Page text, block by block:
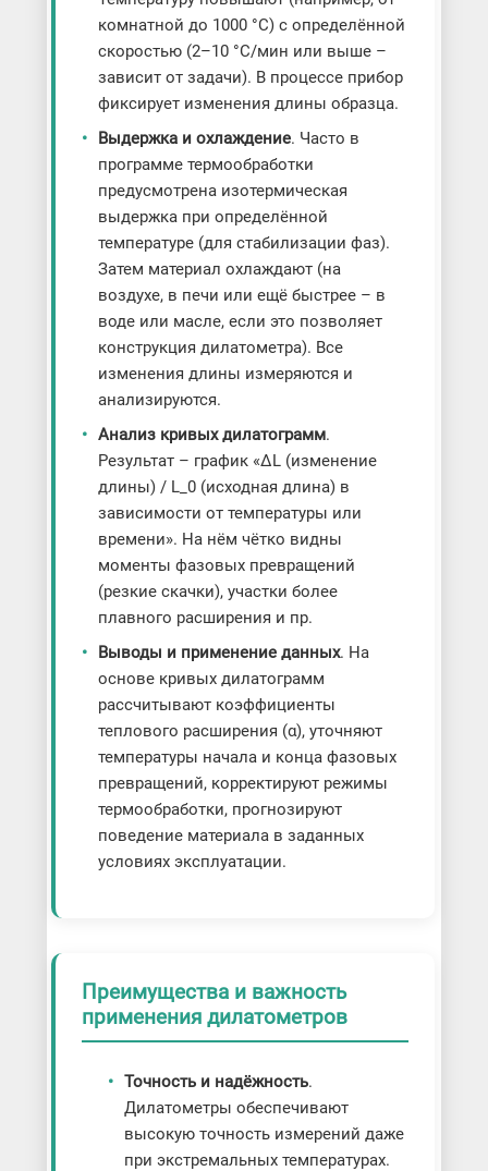
комнатной до 1000 °C) с определённой
скоростью (2–10 °C/мин или выше –
зависит от задачи). В процессе прибор
фиксирует изменения длины образца.
Выдержка и охлаждение. Часто в
программе термообработки
предусмотрена изотермическая
выдержка при определённой
температуре (для стабилизации фаз).
Затем материал охлаждают (на
воздухе, в печи или ещё быстрее – в
воде или масле, если это позволяет
конструкция дилатометра). Все
изменения длины измеряются и
анализируются.
Анализ кривых дилатограмм.
Результат – график «ΔL (изменение
длины) / L_0 (исходная длина) в
зависимости от температуры или
времени». На нём чётко видны
моменты фазовых превращений
(резкие скачки), участки более
плавного расширения и пр.
Выводы и применение данных. На
основе кривых дилатограмм
рассчитывают коэффициенты
теплового расширения (α), уточняют
температуры начала и конца фазовых
превращений, корректируют режимы
термообработки, прогнозируют
поведение материала в заданных
условиях эксплуатации.
Преимущества и важность
применения дилатометров
Точность и надёжность.
Дилатометры обеспечивают
высокую точность измерений даже
при экстремальных температурах.